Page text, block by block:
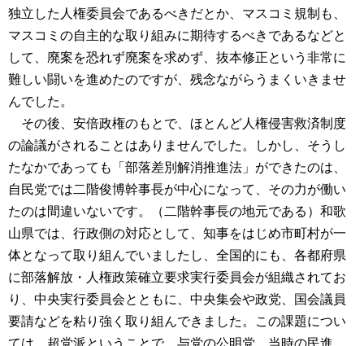
独立した人権委員会であるべきだとか、マスコミ規制も、
マスコミの自主的な取り組みに期待するべきであるなどと
して、廃案を恐れず廃案を求めず、抜本修正という非常に
難しい闘いを進めたのですが、残念ながらうまくいきませ
んでした。
その後、安倍政権のもとで、ほとんど人権侵害救済制度
の論議がされることはありませんでした。しかし、そうし
たなかであっても「部落差別解消推進法」ができたのは、
自民党では二階俊博幹事長が中心になって、その力が働い
たのは間違いないです。（二階幹事長の地元である）和歌
山県では、行政側の対応として、知事をはじめ市町村が一
体となって取り組んでいましたし、全国的にも、各都府県
に部落解放・人権政策確立要求実行委員会が組織されてお
り、中央実行委員会とともに、中央集会や政党、国会議員
要請などを粘り強く取り組んできました。この課題につい
ては、超党派ということで、与党の公明党、当時の民進